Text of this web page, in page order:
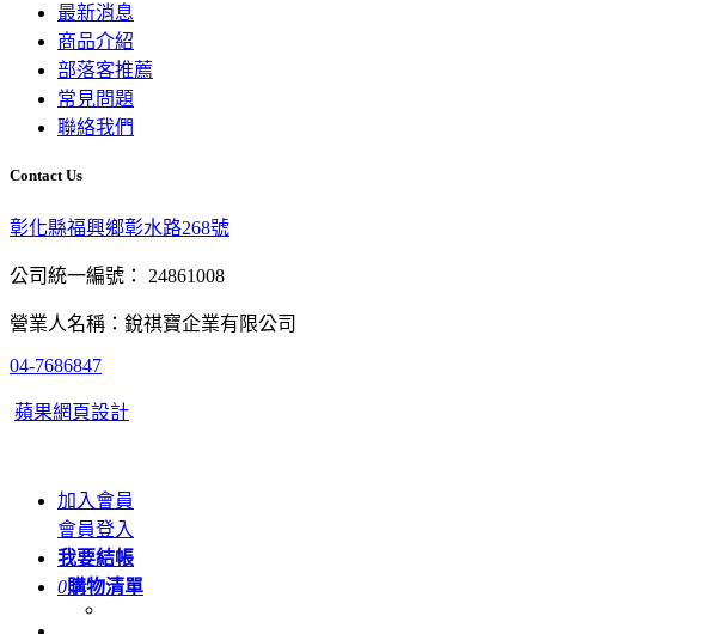
最新消息
商品介紹
部落客推薦
常見問題
聯絡我們
Contact Us
彰化縣福興鄉彰水路268號
公司統一編號： 24861008
營業人名稱：銳祺寶企業有限公司
04-7686847
蘋果網頁設計
加入會員
會員登入
我要結帳
0購物清單